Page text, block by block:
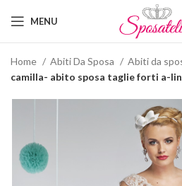
MENU
Home Abiti Da Sposa
Abiti da
camilla- abito sposa taglie forti a-